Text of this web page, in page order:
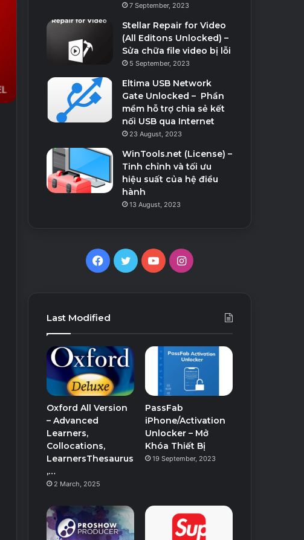
7 September, 2023
Stellar Repair for Video
(All Editons Unlocked) –
Sửa chữa file video bị lỗi
5 September, 2023
Eltima USB Network
Gate Unlocked – Phần
mềm hỗ trợ chia sẻ kết
nối USB qua Internet
23 August, 2023
WinTools.net (License) –
Tinh chỉnh và tối ưu
hiệu suất của hệ điều
hành
13 August, 2023
Facebook
TwitterYouTubeInstagram
Last Modified
Oxford All Version
– Advanced
Learners,
Collocations,
LearnersThesaurus
,…
2 March, 2025
PassFab
iPhone/Activation
Unlocker – Mở
Khóa Thiết Bị
19 September, 2023